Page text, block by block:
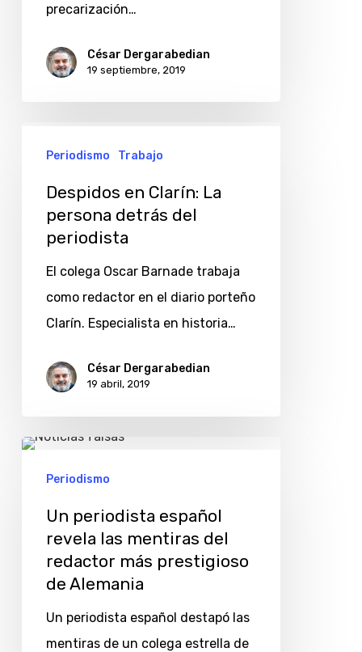
precarización…
César Dergarabedian
19 septiembre, 2019
Clarín:
persona
detrás
periodista
Periodismo Trabajo
Despidos en Clarín: La
persona detrás del
periodista
El colega Oscar Barnade trabaja
como redactor en el diario porteño
Clarín. Especialista en historia…
César Dergarabedian
19 abril, 2019
Un
periodista
revela
mentiras
redactor
Periodismo
Un periodista español
revela las mentiras del
redactor más prestigioso
de Alemania
Un periodista español destapó las
mentiras de un colega estrella de